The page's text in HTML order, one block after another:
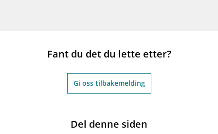
Fant du det du lette etter?
Gi oss tilbakemelding
Del denne siden